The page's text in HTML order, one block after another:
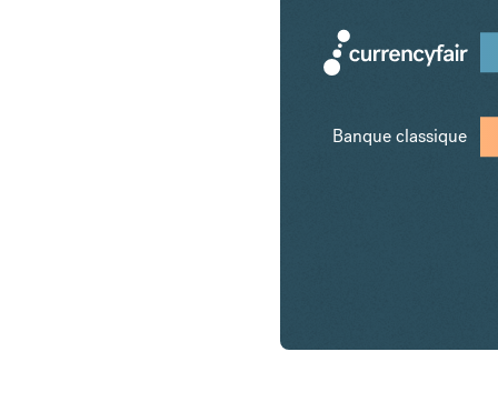
Banque classique